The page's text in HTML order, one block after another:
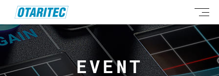
EVENT